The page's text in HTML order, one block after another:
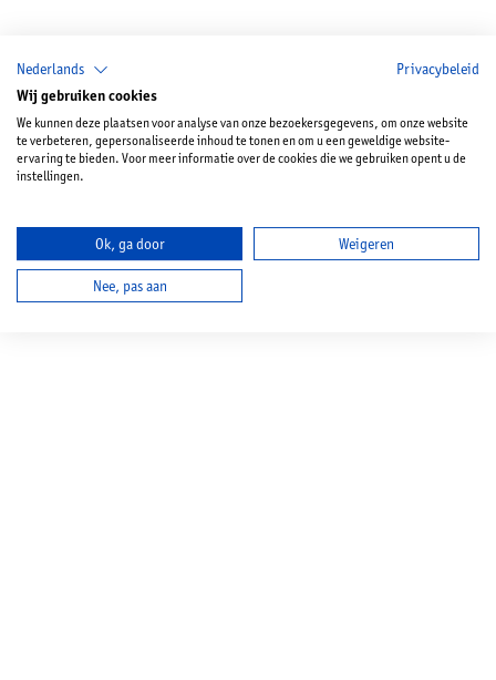
Nederlands Privacybeleid
Wij gebruiken cookies
We kunnen deze plaatsen voor analyse van onze bezoekersgegevens, om onze website
te verbeteren, gepersonaliseerde inhoud te tonen en om u een geweldige website-
ervaring te bieden. Voor meer informatie over de cookies die we gebruiken opent u de
instellingen.
Ok, ga door Weigeren
Nee, pas aan